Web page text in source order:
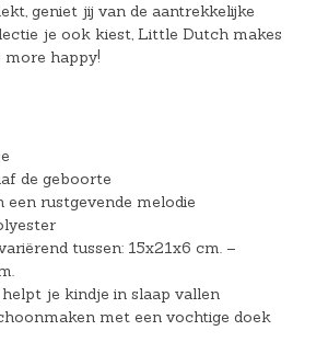
geniet jij van de aantrekkelijke
je ook kiest, Little Dutch makes
more happy!
de geboorte
een rustgevende melodie
tussen: 15x21x6 cm. –
je kindje in slaap vallen
met een vochtige doek